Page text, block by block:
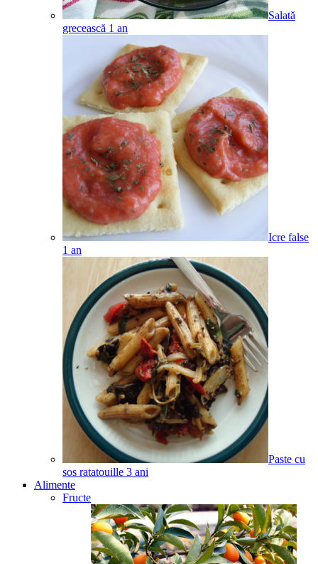
Salată
grecească 1 an
Icre false
1 an
Paste cu
sos ratatouille 3 ani
Alimente
Fructe